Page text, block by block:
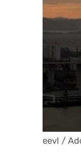
eevl /